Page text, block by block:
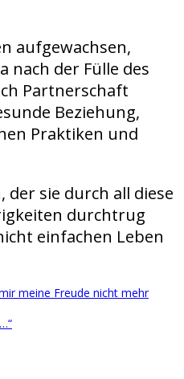
aufgewachsen,
nach der Fülle des
Partnerschaft
Beziehung,
Praktiken und
der sie durch all diese
durchtrug
einfachen Leben
meine Freude nicht mehr